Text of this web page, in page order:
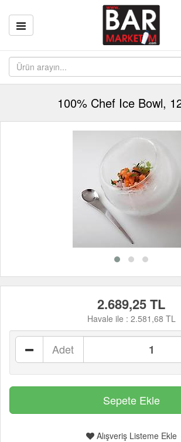
100% Chef Ice Bowl,
2.689,25 TL
Havale ile : 2.581,68 TL
Adet
Alışveriş Listeme Ekle